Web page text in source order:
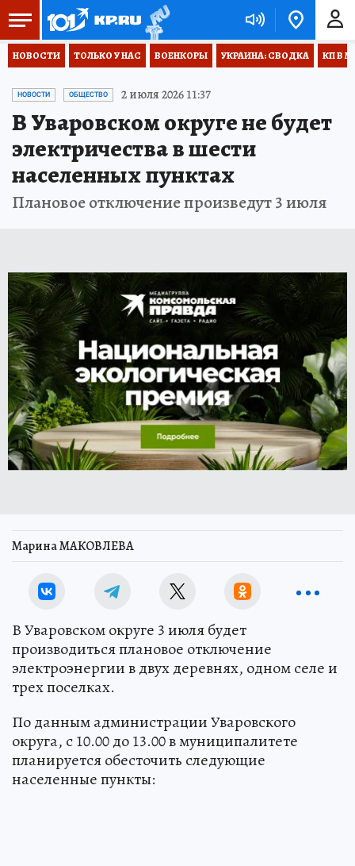
НОВОСТИ ТОЛЬКО У НАС ВОЕНКОРЫ УКРАИНА: СВОДКА КП В
НОВОСТИ ОБЩЕСТВО 2 июля 2026 11:37
В Уваровском округе не будет
электричества в шести
населенных пунктах
Плановое отключение произведут 3 июля
Марина МАКОВЛЕВА
В Уваровском округе 3 июля будет
производиться плановое отключение
электроэнергии в двух деревнях, одном селе и
трех поселках.
По данным администрации Уваровского
округа, с 10.00 до 13.00 в муниципалитете
планируется обесточить следующие
населенные пункты: